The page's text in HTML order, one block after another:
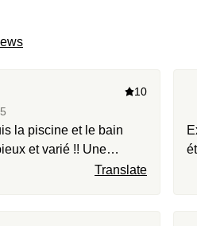
quand vous découvrirez la vue
pour ce spot de fou.
10
la piscine et le bain
et varié !! Une
Translate